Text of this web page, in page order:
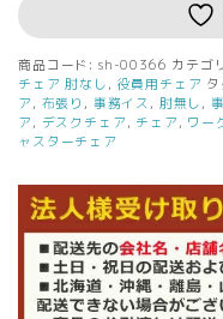
商品コード: sh-00366 カテゴ
チェア 肘なし , 役員用チェア
ア , 布張り , 事務イス , 肘無し ,
ア , デスクチェア , チェア , ワー
ャスターチェア